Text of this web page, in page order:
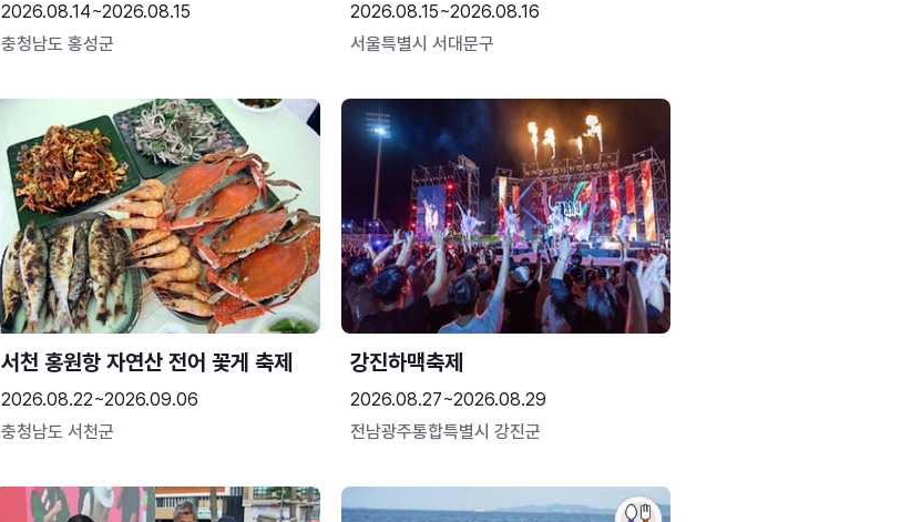
2026.08.14~2026.08.15
충청남도 홍성군
2026.08.15~2026.08.16
서울특별시 서대문구
서천 홍원항 자연산 전어 꽃게 축제
2026.08.22~2026.09.06
충청남도 서천군
강진하맥축제
2026.08.27~2026.08.29
전남광주통합특별시 강진군